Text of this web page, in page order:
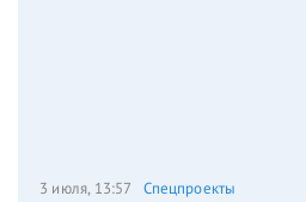
3 июля, 13:57 Спецпроекты